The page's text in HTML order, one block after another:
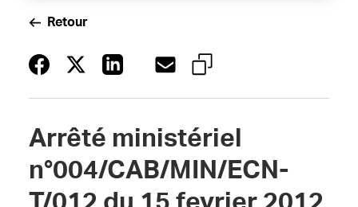
Retour
Arrêté ministériel
n°004/CAB/MIN/ECN-